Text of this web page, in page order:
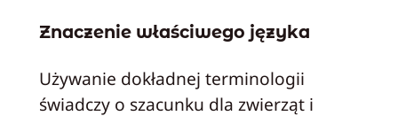
Znaczenie właściwego języka
Używanie dokładnej terminologii
świadczy o szacunku dla zwierząt i